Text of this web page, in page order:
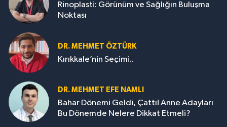
Rinoplasti: Görünüm ve Sağlığın Buluşma
Noktası
DR. MEHMET ÖZTÜRK
Kırıkkale’nin Seçimi..
DR. MEHMET EFE NAMLI
Bahar Dönemi Geldi, Çattı! Anne Adayları
Bu Dönemde Nelere Dikkat Etmeli?